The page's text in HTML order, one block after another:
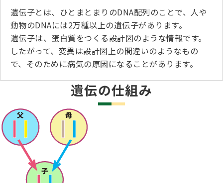
過去の大会結果
犬の絵コンクールについて
愛犬とのふれあい写真コンテストについて
愛犬とのふれあいの俳句について
遺伝子とは、ひとまとまりのDNA配列のことで、人や
動物のDNAには2万種以上の遺伝子があります。
遺伝子は、蛋白質をつくる設計図のような情報です。
したがって、変異は設計図上の間違いのようなもの
で、そのために病気の原因になることがあります。
遺伝の仕組み